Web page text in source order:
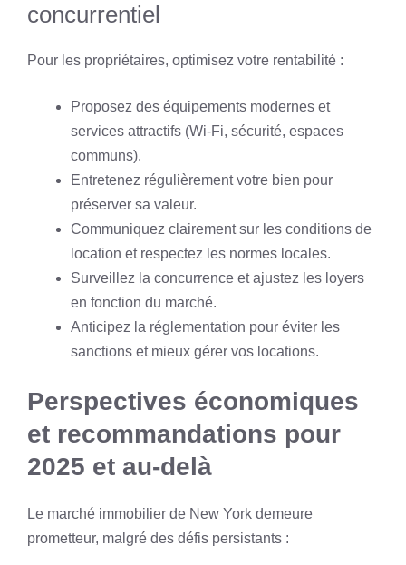
concurrentiel
Pour les propriétaires, optimisez votre rentabilité :
Proposez des équipements modernes et
services attractifs (Wi-Fi, sécurité, espaces
communs).
Entretenez régulièrement votre bien pour
préserver sa valeur.
Communiquez clairement sur les conditions de
location et respectez les normes locales.
Surveillez la concurrence et ajustez les loyers
en fonction du marché.
Anticipez la réglementation pour éviter les
sanctions et mieux gérer vos locations.
Perspectives économiques
et recommandations pour
2025 et au-delà
Le marché immobilier de New York demeure
prometteur, malgré des défis persistants :